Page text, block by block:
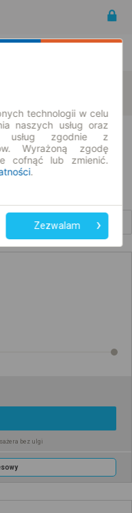
bez ulgi
technologii w celu
naszych usług oraz
usług zgodnie z
Wyrażoną zgodę
cofnąć lub zmienić.
.
Zezwalam